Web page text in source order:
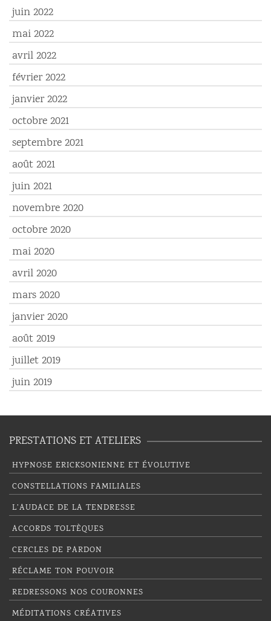
juin 2022
mai 2022
avril 2022
février 2022
janvier 2022
octobre 2021
septembre 2021
août 2021
juin 2021
novembre 2020
octobre 2020
mai 2020
avril 2020
mars 2020
janvier 2020
août 2019
juillet 2019
juin 2019
PRESTATIONS ET ATELIERS
HYPNOSE ERICKSONIENNE ET ÉVOLUTIVE
CONSTELLATIONS FAMILIALES
L’AUDACE DE LA TENDRESSE
ACCORDS TOLTÈQUES
CERCLES DE PARDON
RÉCLAME TON POUVOIR
REDRESSONS NOS COURONNES
MÉDITATIONS CRÉATIVES